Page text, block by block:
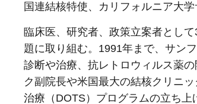
国連結核特使、カリフォルニア大
臨床医、研究者、政策立案者とし
題に取り組む。1991年まで、サン
診断や治療、抗レトロウィルス薬
ク副院長や米国最大の結核クリニ
治療（DOTS）プログラムの立ち